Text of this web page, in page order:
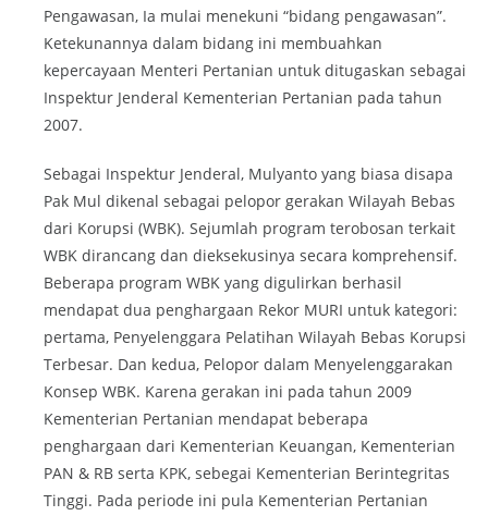
Pengawasan, Ia mulai menekuni “bidang pengawasan”.
Ketekunannya dalam bidang ini membuahkan
kepercayaan Menteri Pertanian untuk ditugaskan sebagai
Inspektur Jenderal Kementerian Pertanian pada tahun
2007.
Sebagai Inspektur Jenderal, Mulyanto yang biasa disapa
Pak Mul dikenal sebagai pelopor gerakan Wilayah Bebas
dari Korupsi (WBK). Sejumlah program terobosan terkait
WBK dirancang dan dieksekusinya secara komprehensif.
Beberapa program WBK yang digulirkan berhasil
mendapat dua penghargaan Rekor MURI untuk kategori:
pertama, Penyelenggara Pelatihan Wilayah Bebas Korupsi
Terbesar. Dan kedua, Pelopor dalam Menyelenggarakan
Konsep WBK. Karena gerakan ini pada tahun 2009
Kementerian Pertanian mendapat beberapa
penghargaan dari Kementerian Keuangan, Kementerian
PAN & RB serta KPK, sebegai Kementerian Berintegritas
Tinggi. Pada periode ini pula Kementerian Pertanian